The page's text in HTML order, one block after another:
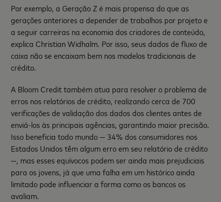
Por exemplo, a Geração Z é mais propensa do que as
gerações anteriores a depender de trabalhos por projeto e
a seguir carreiras na economia dos criadores de conteúdo,
explica Christian Widhalm. Por isso, seus dados de fluxo de
caixa não se encaixam bem nos modelos tradicionais de
crédito.
A Bloom Credit também atua para resolver o problema de
erros nos relatórios de crédito, realizando cerca de 700
verificações de validação dos dados dos clientes antes de
enviá-los às principais agências, garantindo maior precisão.
Isso beneficia todo mundo — 34% dos consumidores nos
Estados Unidos têm algum erro em seu relatório de crédito
—, mas esses equívocos podem ser ainda mais prejudiciais
para os jovens, já que uma falha em um histórico ainda
limitado pode influenciar a forma como os bancos os
avaliam.